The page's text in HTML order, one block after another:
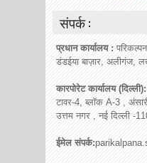
संपर्क :
प्रधान कार्यालय :
डंडईया बाज़ार, अलीगंज,
कारपोरेट कार्यालय (दिल्ली):
टावर-4, ब्लॉक A-3 ,
उत्तम नगर , नई दिल्ली -
ईमेल संपर्क: